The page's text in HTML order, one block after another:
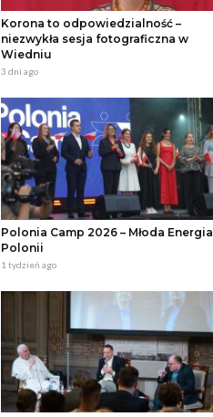
Korona to odpowiedzialność –
niezwykła sesja fotograficzna w
Wiedniu
3 dni ago
Polonia Camp 2026 – Młoda Energia
Polonii
1 tydzień ago